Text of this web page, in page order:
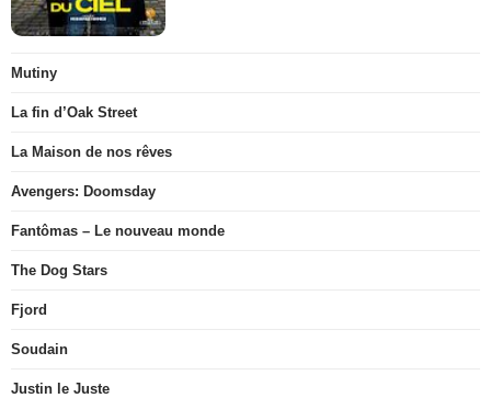
Mutiny
La fin d’Oak Street
La Maison de nos rêves
Avengers: Doomsday
Fantômas – Le nouveau monde
The Dog Stars
Fjord
Soudain
Justin le Juste